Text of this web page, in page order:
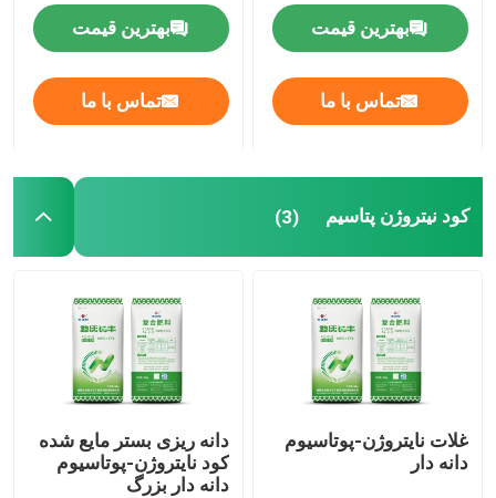
DMF
اسید هومیک
بهترین قیمت
تماس با ما
بهترین قیمت
تماس با ما
کود نیتروژن پتاسیم (3)
غلات نایتروژن-پوتاسیوم
دانه دار
دانه ریزی بستر مایع شده
کود نایتروژن-پوتاسیوم
دانه دار بزرگ